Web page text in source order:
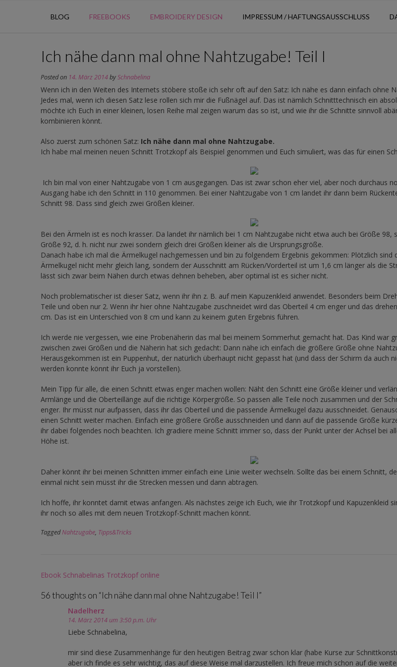
BLOG FREEBOOKS EMBROIDERY DESIGN IMPRESSUM / HAFTUNGSAUSSCHLUSS
Ich nähe dann mal ohne Nahtzugabe! Teil I
Posted on 14. März 2014bySchnabelina
Wenn ich in den Weiten des Internets stöbere stoße ich sehr oft auf den Satz: Ich nähe es dann einfach ohne
Jedes mal, wenn ich diesen Satz lese rollen sich mir die Fußnägel auf. Das ist nämlich Schnitttechnisch ein
möchte ich Euch in einer kleinen, losen Reihe mal zeigen warum das so ist, und wie ihr die Schnitte sinnvoll
kombinieren könnt.
Also zuerst zum schönen Satz: Ich nähe dann mal ohne Nahtzugabe.
Ich habe mal meinen neuen Schnitt Trotzkopf als Beispiel genommen und Euch simuliert, was das für einen
Ich bin mal von einer Nahtzugabe von 1 cm ausgegangen. Das ist zwar schon eher viel, aber noch durchaus
Ausgang habe ich den Schnitt in 110 genommen. Bei einer Nahtzugabe von 1 cm landet ihr dann beim
Schnitt 98. Dass sind gleich zwei Größen kleiner.
Bei den Ärmeln ist es noch krasser. Da landet ihr nämlich bei 1 cm Nahtzugabe nicht etwa auch bei Größe 98,
Größe 92, d. h. nicht nur zwei sondern gleich drei Größen kleiner als die Ursprungsgröße.
Danach habe ich mal die Ärmelkugel nachgemessen und bin zu folgendem Ergebnis gekommen: Plötzlich sind
Ärmelkugel nicht mehr gleich lang, sondern der Ausschnitt am Rücken/Vorderteil ist um 1,6 cm länger als die
lässt sich zwar beim Nähen durch etwas dehnen beheben, aber optimal ist es sicher nicht.
Noch problematischer ist dieser Satz, wenn ihr ihn z. B. auf mein Kapuzenkleid anwendet. Besonders beim
Teile und oben nur 2. Wenn ihr hier ohne Nahtzugabe zuschneidet wird das Oberteil 4 cm enger und das
cm. Das ist ein Unterschied von 8 cm und kann zu keinem guten Ergebnis führen.
Ich werde nie vergessen, wie eine Probenäherin das mal bei meinem Sommerhut gemacht hat. Das Kind war
zwischen zwei Größen und die Näherin hat sich gedacht: Dann nähe ich einfach die größere Größe ohne
Herausgekommen ist ein Puppenhut, der natürlich überhaupt nicht gepasst hat (und dass der Schirm da auch
werden konnte könnt ihr Euch ja vorstellen).
Mein Tipp für alle, die einen Schnitt etwas enger machen wollen: Näht den Schnitt eine Größe kleiner und
Armlänge und die Oberteillänge auf die richtige Körpergröße. So passen alle Teile noch zusammen und der
enger. Ihr müsst nur aufpassen, dass ihr das Oberteil und die passende Ärmelkugel dazu ausschneidet.
einen Schnitt weiter machen. Einfach eine größere Größe ausschneiden und dann auf die passende Größe
ihr dabei folgendes noch beachten. Ich gradiere meine Schnitt immer so, dass der Punkt unter der Achsel bei
Höhe ist.
Daher könnt ihr bei meinen Schnitten immer einfach eine Linie weiter wechseln. Sollte das bei einem Schnitt,
einmal nicht sein müsst ihr die Strecken messen und dann abtragen.
Ich hoffe, ihr konntet damit etwas anfangen. Als nächstes zeige ich Euch, wie ihr Trotzkopf und Kapuzenkleid
ihr noch so alles mit dem neuen Trotzkopf-Schnitt machen könnt.
TaggedNahtzugabe, Tipps&Tricks
Post
Ebook Schnabelinas Trotzkopf online
56 thoughts on “Ich nähe dann mal ohne Nahtzugabe! Teil I”
Nadelherz
14. März 2014 um 3:50 p.m. Uhr
Liebe Schnabelina,
mir sind diese Zusammenhänge für den heutigen Beitrag zwar schon klar (habe Kurse zur
aber ich finde es sehr wichtig, das auf diese Weise mal darzustellen. Ich freue mich schon auf die